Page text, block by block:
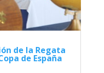
de la Regata
de España